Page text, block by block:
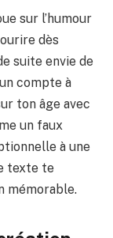
sur l’humour
dès
suite envie de
compte à
ton âge avec
un faux
à une
texte te
mémorable.